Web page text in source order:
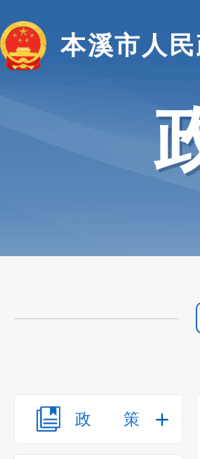
本溪市人
政策